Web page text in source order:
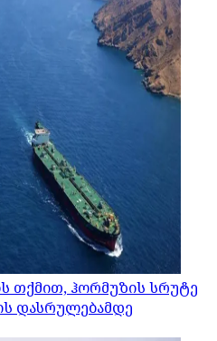
თქმით, ჰორმუზის სრუტე
დასრულებამდე